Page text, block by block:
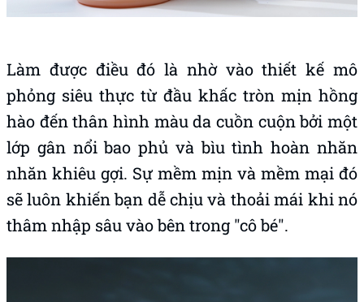
Làm được điều đó là nhờ vào thiết kế mô
phỏng siêu thực từ đầu khấc tròn mịn hồng
hào đến thân hình màu da cuồn cuộn bởi một
lớp gân nổi bao phủ và bìu tình hoàn nhăn
nhăn khiêu gợi. Sự mềm mịn và mềm mại đó
sẽ luôn khiến bạn dễ chịu và thoải mái khi nó
thâm nhập sâu vào bên trong "cô bé".